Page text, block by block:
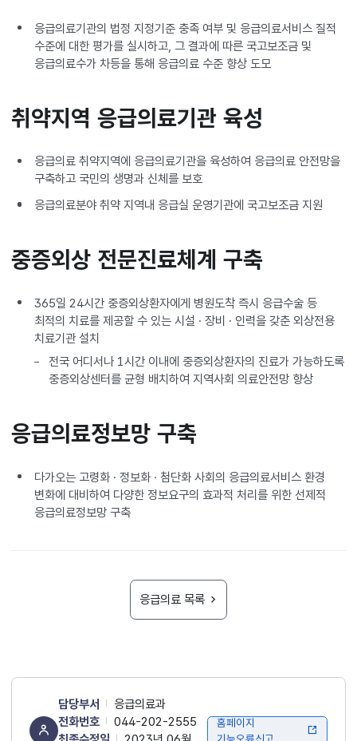
응급의료기관의 법정 지정기준 충족 여부 및 응급의료서비스 질적
수준에 대한 평가를 실시하고, 그 결과에 따른 국고보조금 및
응급의료수가 차등을 통해 응급의료 수준 향상 도모
취약지역 응급의료기관 육성
응급의료 취약지역에 응급의료기관을 육성하여 응급의료 안전망을
구축하고 국민의 생명과 신체를 보호
응급의료분야 취약 지역내 응급실 운영기관에 국고보조금 지원
중증외상 전문진료체계 구축
365일 24시간 중증외상환자에게 병원도착 즉시 응급수술 등
최적의 치료를 제공할 수 있는 시설 · 장비 · 인력을 갖춘 외상전용
치료기관 설치
전국 어디서나 1시간 이내에 중증외상환자의 진료가 가능하도록
중증외상센터를 균형 배치하여 지역사회 의료안전망 향상
응급의료정보망 구축
다가오는 고령화 · 정보화 · 첨단화 사회의 응급의료서비스 환경
변화에 대비하여 다양한 정보요구의 효과적 처리를 위한 선제적
응급의료정보망 구축
응급의료 목록
담당부서
응급의료과
전화번호
044-202-2555
홈페이지
기능오류신고